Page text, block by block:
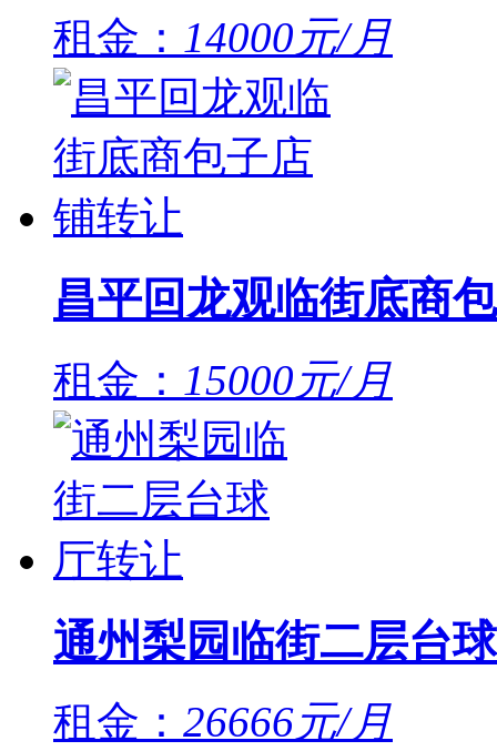
租金： 14000元/月
昌平回龙观临街底商
租金： 15000元/月
通州梨园临街二层台
租金： 26666元/月